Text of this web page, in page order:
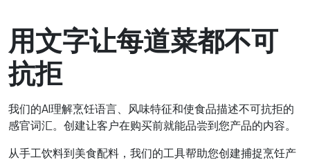
用文字让每道菜都不可
抗拒
我们的AI理解烹饪语言、风味特征和使食品描述不可抗拒的
感官词汇。创建让客户在购买前就能品尝到您产品的内容。
从手工饮料到美食配料，我们的工具帮助您创建捕捉烹饪产